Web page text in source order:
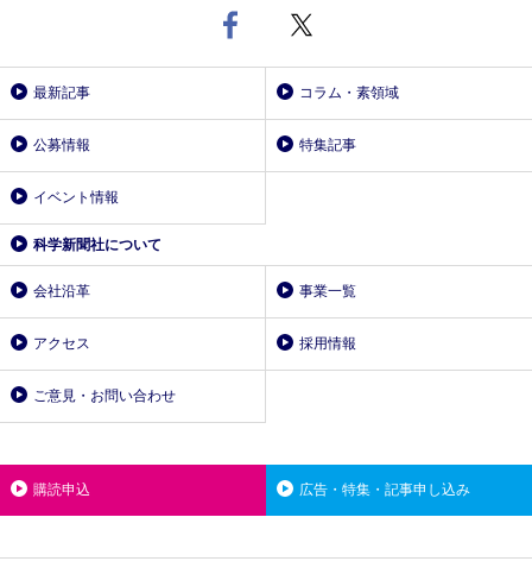
最新記事 コラム・素領域
公募情報 特集記事
イベント情報
科学新聞社について
会社沿革 事業一覧
アクセス 採用情報
ご意見・お問い合わせ
購読申込 広告・特集・記事申し込み